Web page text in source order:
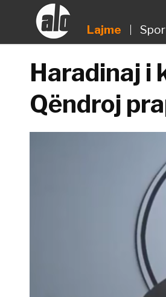
Lajme
Haradinaj i
Qëndroj